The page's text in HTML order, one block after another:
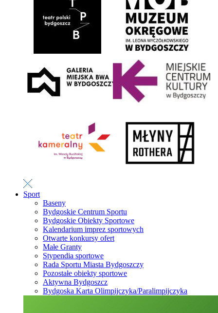
Sport
Baseny
Bydgoskie Centrum Sportu
Bydgoskie Obiekty Sportowe
Kalendarium imprez sportowych
Otwarte konkursy ofert
Małe Granty
Stypendia sportowe
Rada Sportu Miasta Bydgoszczy
Pozostałe obiekty sportowe
Aktywna Bydgoszcz
Bydgoska Karta Olimpijczyka/Paralimpijczyka